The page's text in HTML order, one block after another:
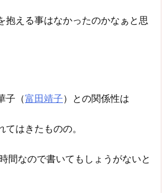
抱える事はなかったのかなぁと思
子（富田靖子）との関係性は
はきたものの。
間なので書いてもしょうがないと